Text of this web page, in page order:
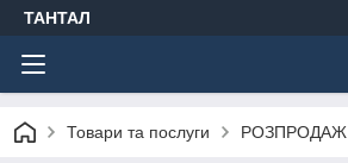
ТАНТАЛ
Товари та послуги РОЗПРОДАЖ